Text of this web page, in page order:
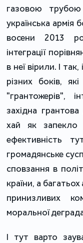
газовою трубою
українська армія
восени 2013
інтеграції
в неї вірили. І
різних боків,
"грантожерів",
західна грантова
хай як запекло
ефективність
громадянське
сповзання в
країни, а
принизливих
моральної
І тут варто